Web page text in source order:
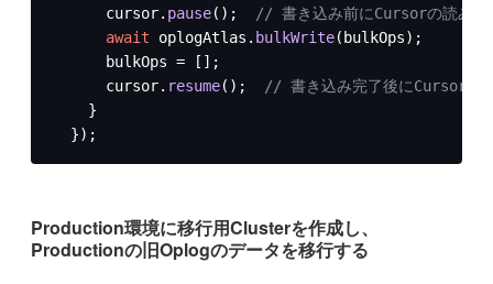
      cursor.
pause();
// 書き込み前にCursorの読み込
await oplogAtlas. bulkWrite(bulkOps);
      bulkOps = [];
      cursor.
resume();
// 書き込み完了後にCursorの
    }
  });
Production環境に移行用Clusterを作成し、
Productionの旧Oplogのデータを移行する